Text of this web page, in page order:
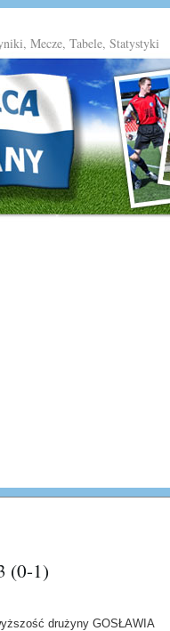
Mecze, Tabele, Statystyki
(0-1)
drużyny GOSŁAWIA